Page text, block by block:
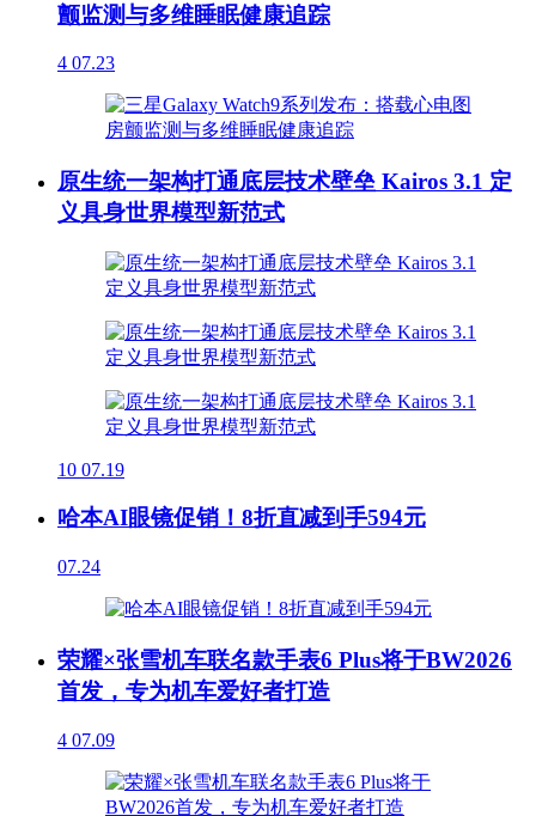
颤监测与多维睡眠健康追踪
4 07.23
原生统一架构打通底层技术壁垒 Kairos 3.1 定
义具身世界模型新范式
10 07.19
哈本AI眼镜促销！8折直减到手594元
07.24
荣耀×张雪机车联名款手表6 Plus将于BW2026
首发，专为机车爱好者打造
4 07.09